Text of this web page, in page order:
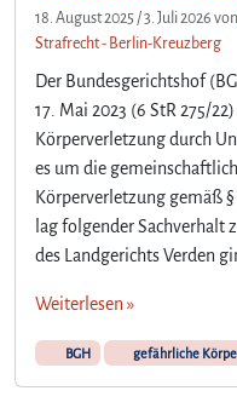
18. August 2025 /3. Juli 2026 von
Strafrecht - Berlin-Kreuzberg
Der Bundesgerichtshof
17. Mai 2023 (6 StR 275/
Körperverletzung durch
es um die
Körperverletzung gemäß §
lag folgender Sachverhalt
des Landgerichts Verden
Weiterlesen »
BGH gefährliche